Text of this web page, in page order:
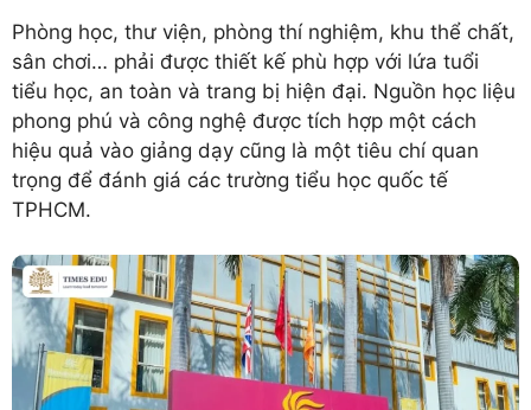
Phòng học, thư viện, phòng thí nghiệm, khu thể chất,
sân chơi… phải được thiết kế phù hợp với lứa tuổi
tiểu học, an toàn và trang bị hiện đại. Nguồn học liệu
phong phú và công nghệ được tích hợp một cách
hiệu quả vào giảng dạy cũng là một tiêu chí quan
trọng để đánh giá các trường tiểu học quốc tế
TPHCM.